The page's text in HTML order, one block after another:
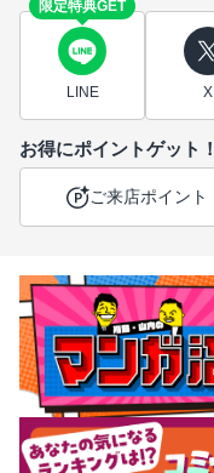
限定特典GET
LINE X
お得にポイントゲット！
ご来店ポイント